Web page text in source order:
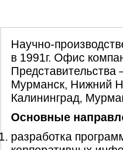
Научно-
в 1991г. Офис
Мурманск, Нижний
Калининград,
Основные
разработка